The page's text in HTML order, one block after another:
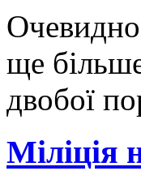
ще
двобої
Міліція